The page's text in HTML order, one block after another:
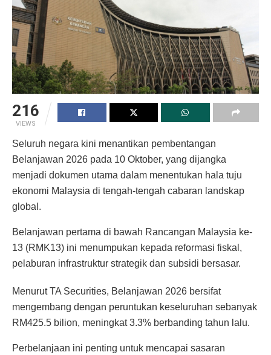
216
VIEWS
Seluruh negara kini menantikan pembentangan
Belanjawan 2026 pada 10 Oktober, yang dijangka
menjadi dokumen utama dalam menentukan hala tuju
ekonomi Malaysia di tengah-tengah cabaran landskap
global.
Belanjawan pertama di bawah Rancangan Malaysia ke-
13 (RMK13) ini menumpukan kepada reformasi fiskal,
pelaburan infrastruktur strategik dan subsidi bersasar.
Menurut TA Securities, Belanjawan 2026 bersifat
mengembang dengan peruntukan keseluruhan sebanyak
RM425.5 bilion, meningkat 3.3% berbanding tahun lalu.
Perbelanjaan ini penting untuk mencapai sasaran